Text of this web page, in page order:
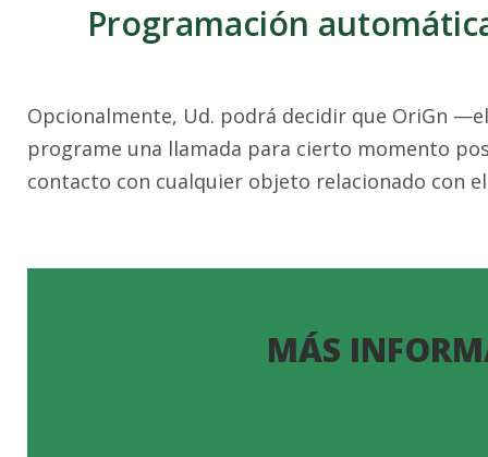
Programación
Opcionalmente, Ud. podrá decidir que OriGn
programe una llamada para cierto momento
contacto con cualquier objeto relacionado con
MÁS